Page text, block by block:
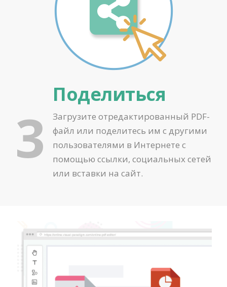
3
Поделиться
Загрузите отредактированный PDF-
файл или поделитесь им с другими
пользователями в Интернете с
помощью ссылки, социальных сетей
или вставки на сайт.